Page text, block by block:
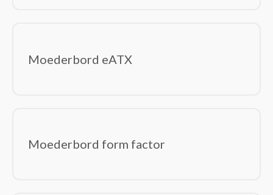
Moederbord eATX
Moederbord form factor